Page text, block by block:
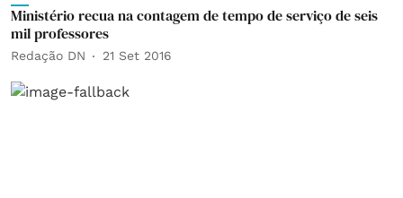
Ministério recua na contagem de tempo de serviço de seis
mil professores
Redação DN 21 Set 2016